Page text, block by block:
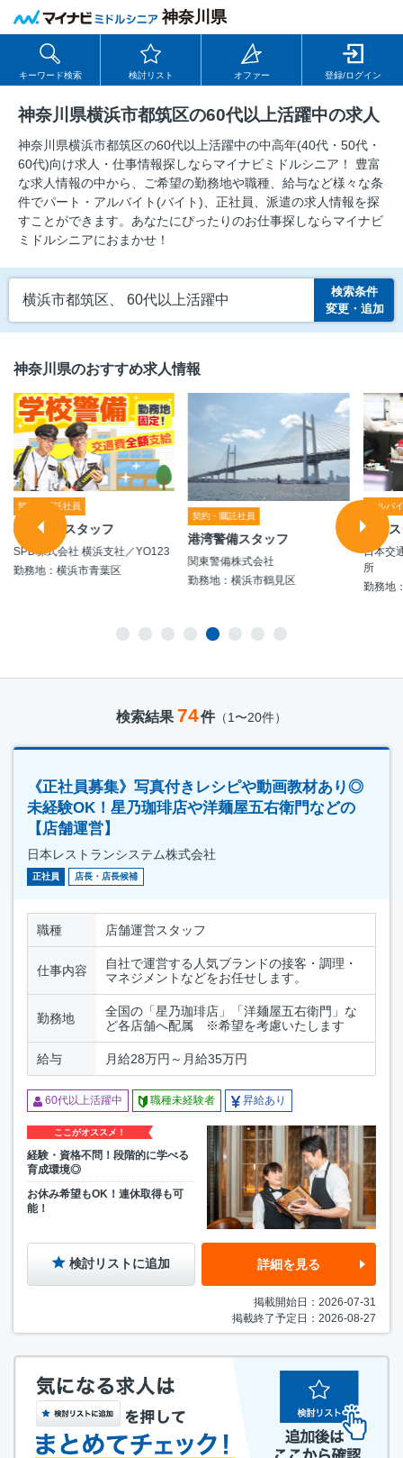
神奈川県
キーワード検索 検討リスト オファー 登録/ログイン
神奈川県横浜市都筑区の60代以上活躍中の求人
神奈川県横浜市都筑区の60代以上活躍中の中⾼年(40代・50代・
60代)向け求⼈・仕事情報探しならマイナビミドルシニア！ 豊富
な求人情報の中から、ご希望の勤務地や職種、給与など様々な条
件でパート・アルバイト(バイト)、正社員、派遣の求人情報を探
すことができます。あなたにぴったりのお仕事探しならマイナビ
ミドルシニアにおまかせ！
横浜市都筑区、 60代以上活躍中
検索条件
変更・追加
神奈川県のおすすめ求人情報
契約・嘱託社員
学校警備スタッフ
SPD株式会社 横浜支社／YO123
勤務地：横浜市青葉区
契約・嘱託社員
港湾警備スタッフ
関東警備株式会社
勤務地：横浜市鶴見区
アルバ
事務
日本交
所
勤務地
検索結果 74件（1〜20件）
《正社員募集》写真付きレシピや動画教材あり◎
未経験OK！星乃珈琲店や洋麺屋五右衛門などの
【店舗運営】
日本レストランシステム株式会社
正社員 店長・店長候補
職種 店舗運営スタッフ
仕事内容
自社で運営する人気ブランドの接客・調理・
マネジメントなどをお任せします。
勤務地
全国の「星乃珈琲店」「洋麺屋五右衛門」な
ど各店舗へ配属 ※希望を考慮いたします
給与 月給28万円～月給35万円
60代以上活躍中 職種未経験者 昇給あり
ここがオススメ！
経験・資格不問！段階的に学べる
育成環境◎
お休み希望もOK！連休取得も可
能！
検討リストに追加 詳細を見る
掲載開始日：2026-07-31
掲載終了予定日：2026-08-27